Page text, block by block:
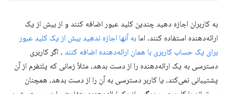
به کاربران اجازه دهید چندین کلید عبور اضافه کنند و از بیش از یک
ارائه‌دهنده استفاده کنند. اما به آنها اجازه ندهید بیش از یک کلید عبور
برای یک حساب کاربری با همان ارائه‌دهنده اضافه کنند . اگر کاربری
دسترسی به یک ارائه‌دهنده را از دست بدهد، مثلاً زمانی که پلتفرم از آن
پشتیبانی نمی‌کند، یا کاربر دسترسی به آن را از دست بدهد، همچنان